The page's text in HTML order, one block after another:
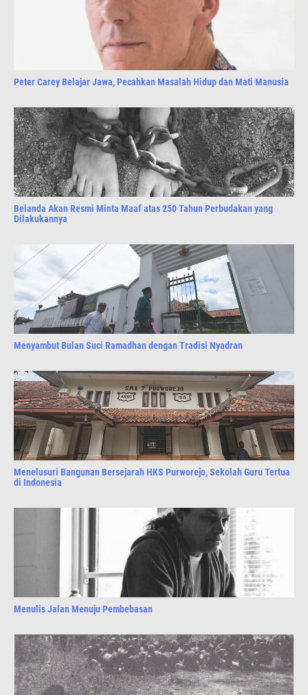
Peter Carey Belajar Jawa, Pecahkan Masalah Hidup dan Mati Manusia
Belanda Akan Resmi Minta Maaf atas 250 Tahun Perbudakan yang
Dilakukannya
Menyambut Bulan Suci Ramadhan dengan Tradisi Nyadran
Menelusuri Bangunan Bersejarah HKS Purworejo, Sekolah Guru Tertua
di Indonesia
Menulis Jalan Menuju Pembebasan